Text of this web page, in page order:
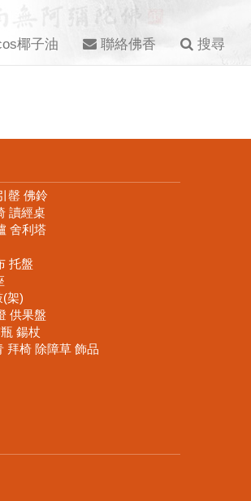
椰子油 聯絡佛香 搜尋
罄 佛鈴
讀經桌
舍利塔
托盤
(架)
供果盤
鍚杖
拜椅 除障草 飾品